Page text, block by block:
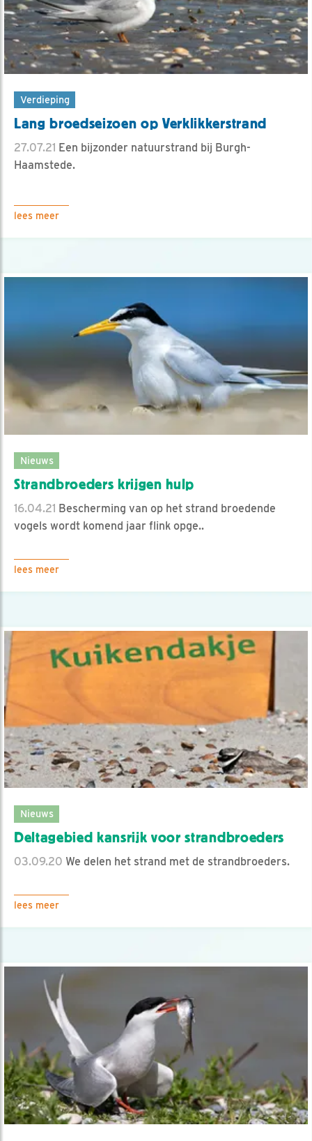
Verdieping
Lang broedseizoen op Verklikkerstrand
27.07.21 Een bijzonder natuurstrand bij Burgh-
Haamstede.
lees meer
Nieuws
Strandbroeders krijgen hulp
16.04.21 Bescherming van op het strand broedende
vogels wordt komend jaar flink opge..
lees meer
Nieuws
Deltagebied kansrijk voor strandbroeders
03.09.20 We delen het strand met de strandbroeders.
lees meer